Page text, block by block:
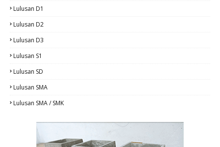
Lulusan D1
Lulusan D2
Lulusan D3
Lulusan S1
Lulusan SD
Lulusan SMA
Lulusan SMA / SMK